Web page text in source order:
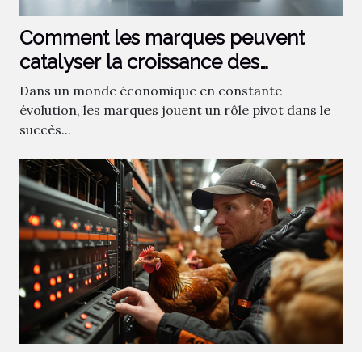
Comment les marques peuvent
catalyser la croissance des
entreprises
Dans un monde économique en constante
évolution, les marques jouent un rôle pivot dans le
succès...